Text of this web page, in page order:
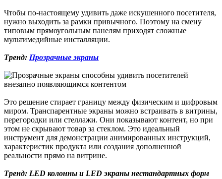
Чтобы по-настоящему удивить даже искушенного посетителя,
нужно выходить за рамки привычного. Поэтому на смену
типовым прямоугольным панелям приходят сложные
мультимедийные инсталляции.
Тренд: Прозрачные экраны
Это решение стирает границу между физическим и цифровым
миром. Транспарентные экраны можно встраивать в витрины,
перегородки или стеллажи. Они показывают контент, но при
этом не скрывают товар за стеклом. Это идеальный
инструмент для демонстрации анимированных инструкций,
характеристик продукта или создания дополненной
реальности прямо на витрине.
Тренд: LED колонны и LED экраны нестандартных форм